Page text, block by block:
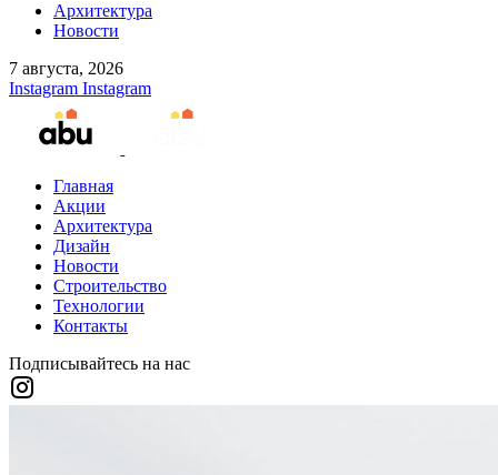
Архитектура
Новости
7 августа, 2026
Instagram Instagram
Главная
Акции
Архитектура
Дизайн
Новости
Строительство
Технологии
Контакты
Подписывайтесь на нас